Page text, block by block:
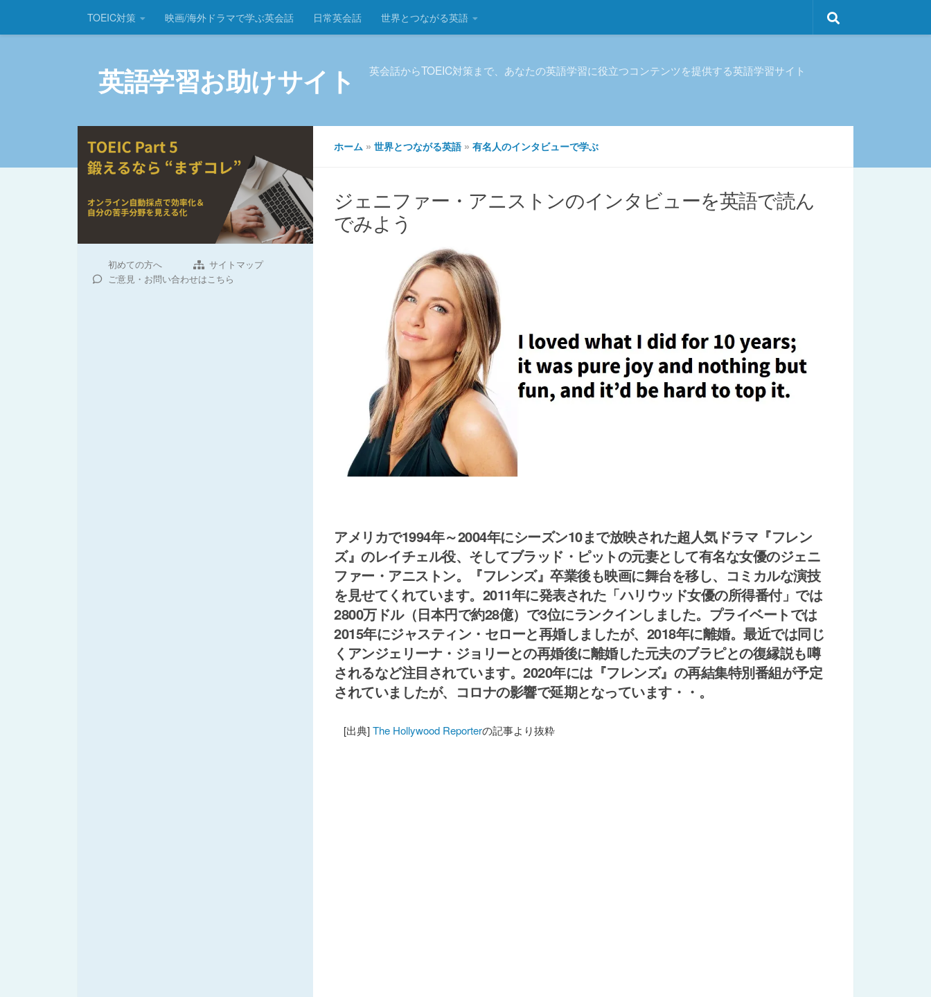
コンテンツへスキップ
TOEIC対策 映画/海外ドラマで学ぶ英会話 日常英会話 世界とつながる英語
英語学習お助けサイト 英会話からTOEIC対策まで、あなたの英語学習に役立つコンテンツを提供する英語学習サイト
ホーム » 世界とつながる英語 » 有名人のインタビューで学ぶ
ジェニファー・アニストンのインタビューを英語で読ん
でみよう
アメリカで1994年～2004年にシーズン10まで放映された超人気ドラマ『フレン
ズ』のレイチェル役、そしてブラッド・ピットの元妻として有名な女優のジェニ
ファー・アニストン。『フレンズ』卒業後も映画に舞台を移し、コミカルな演技
を見せてくれています。2011年に発表された「ハリウッド女優の所得番付」では
2800万ドル（日本円で約28億）で3位にランクインしました。プライベートでは
2015年にジャスティン・セローと再婚しましたが、2018年に離婚。最近では同じ
くアンジェリーナ・ジョリーとの再婚後に離婚した元夫のブラピとの復縁説も噂
されるなど注目されています。2020年には『フレンズ』の再結集特別番組が予定
されていましたが、コロナの影響で延期となっています・・。
[出典]The Hollywood Reporterの記事より抜粋
初めての方へ
サイトマップ
ご意見・お問い合わせはこちら